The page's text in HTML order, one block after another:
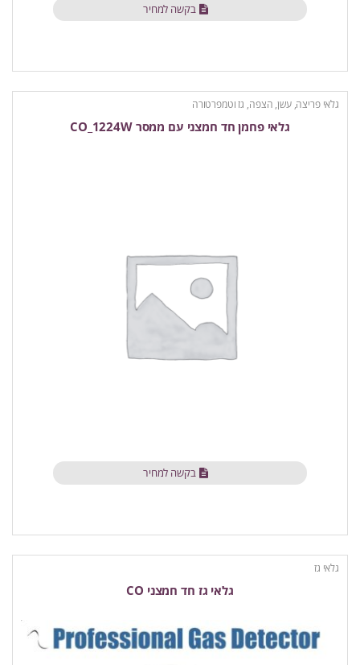
בקשה למחיר
גלאי פריצה, עשן, הצפה, גז וטמפרטורה
גלאי פחמן חד חמצני עם ממסר CO_1224W
בקשה למחיר
גלאי גז
גלאי גז חד חמצני CO